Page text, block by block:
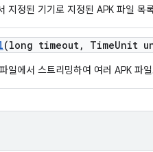
지정된 기기로 지정된 APK 파일 목
(long timeout, TimeUnit
일에서 스트리밍하여 여러 APK 파